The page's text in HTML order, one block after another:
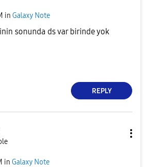
in Galaxy Note
sonunda ds var birinde yok
REPLY
in Galaxy Note